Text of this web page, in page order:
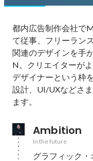
都内広告制作会社で
て従事、フリーラン
関連のデザインを手
N。クリエイターが
デザイナーという枠
設計、UI/UXなどさ
ます。
Ambition
In the future
グラフィック